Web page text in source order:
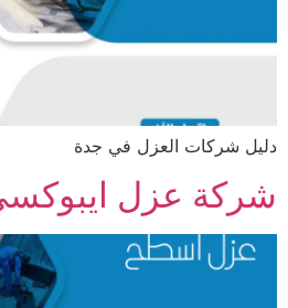
دليل شركات العزل في جدة
شركة عزل